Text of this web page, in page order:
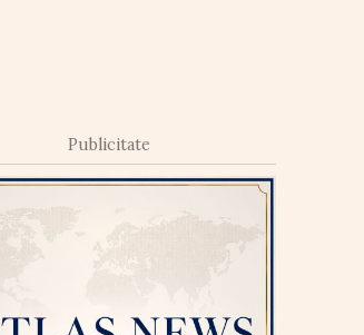
Publicitate